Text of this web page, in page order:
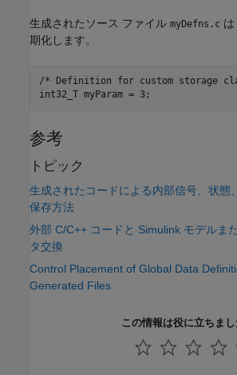
生成されたソース ファイル myDefns.c は
期化します。
/* Definition for custom storage
参考
トピック
生成されたコードによる内部信号、状態
保存方法
外部 C/C++ コードと Simulink モデルま
タ交換
Control Placement of Global Data
Generated Files
この情報は役に立ちまし